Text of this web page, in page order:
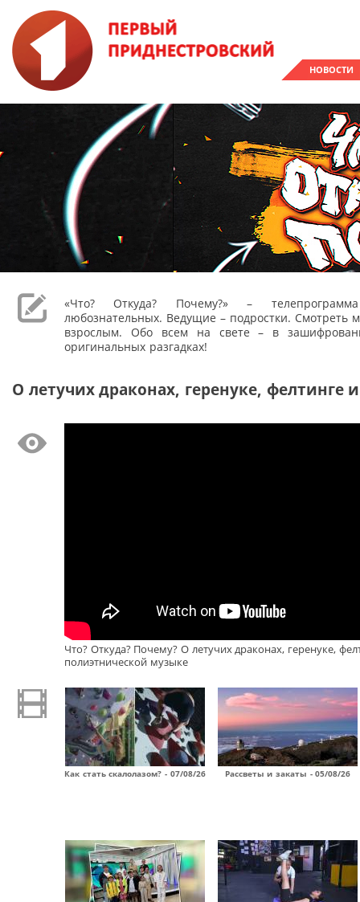
НОВОСТИ
«Что? Откуда? Почему?» –
любознательных. Ведущие – подростки. Смотреть
взрослым. Обо всем на свете – в
оригинальных разгадках!
О летучих драконах, геренуке, фелтинге
Что? Откуда? Почему? О летучих драконах, геренуке,
полиэтнической музыке
Как стать скалолазом? - 07/08/26 Рассветы и закаты - 05/08/26